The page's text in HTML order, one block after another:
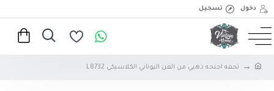
دخول تسجيل
تحفه اجنحه ذهبي من الفن اليوناني الكلاسيكي L8732